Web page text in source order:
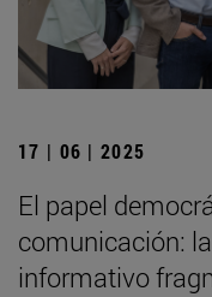
17 | 06 | 2025
El papel
comunicación:
informativo